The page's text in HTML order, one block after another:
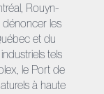
Rouyn-
les
et du
tels
le Port de
à haute